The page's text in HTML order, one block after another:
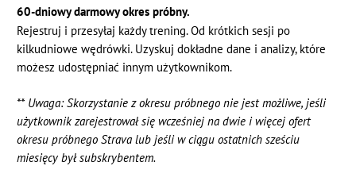
60-dniowy darmowy okres próbny.
Rejestruj i przesyłaj każdy trening. Od krótkich sesji po
kilkudniowe wędrówki. Uzyskuj dokładne dane i analizy, które
możesz udostępniać innym użytkownikom.
** Uwaga: Skorzystanie z okresu próbnego nie jest możliwe, jeśli
użytkownik zarejestrował się wcześniej na dwie i więcej ofert
okresu próbnego Strava lub jeśli w ciągu ostatnich sześciu
miesięcy był subskrybentem.